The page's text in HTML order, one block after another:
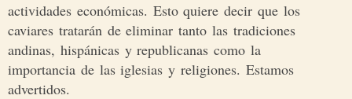
actividades económicas. Esto quiere decir que los
caviares tratarán de eliminar tanto las tradiciones
andinas, hispánicas y republicanas como la
importancia de las iglesias y religiones. Estamos
advertidos.